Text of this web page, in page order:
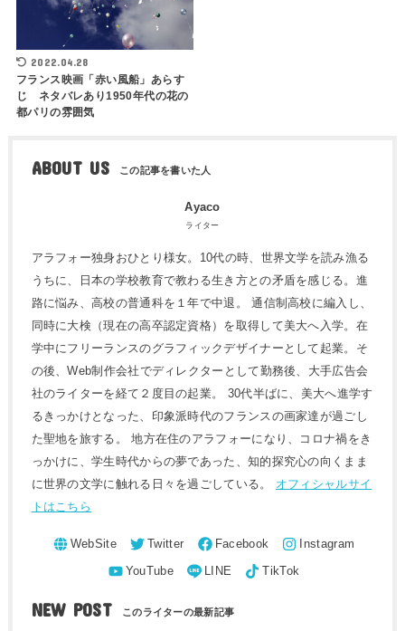
2022.04.28
フランス映画「赤い風船」あらす
じ ネタバレあり1950年代の花の
都パリの雰囲気
ABOUT US
Ayaco
ライター
アラフォー独身おひとり様女。10代の時、世界文学を読み漁る
うちに、日本の学校教育で教わる生き方との矛盾を感じる。進
路に悩み、高校の普通科を１年で中退。 通信制高校に編入し、
同時に大検（現在の高卒認定資格）を取得して美大へ入学。在
学中にフリーランスのグラフィックデザイナーとして起業。そ
の後、Web制作会社でディレクターとして勤務後、大手広告会
社のライターを経て２度目の起業。 30代半ばに、美大へ進学す
るきっかけとなった、印象派時代のフランスの画家達が過ごし
た聖地を旅する。 地方在住のアラフォーになり、コロナ禍をき
っかけに、学生時代からの夢であった、知的探究心の向くまま
に世界の文学に触れる日々を過ごしている。 オフィシャルサイ
トはこちら
NEW POST